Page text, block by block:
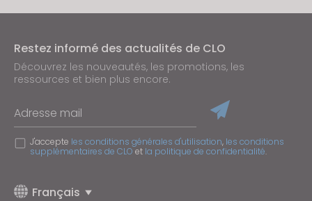
Restez informé des actualités de CLO
Découvrez les nouveautés, les promotions, les
ressources et bien plus encore.
Adresse mail
J'accepte les conditions générales d'utilisation, les conditions
supplémentaires de CLO et la politique de confidentialité.
Français